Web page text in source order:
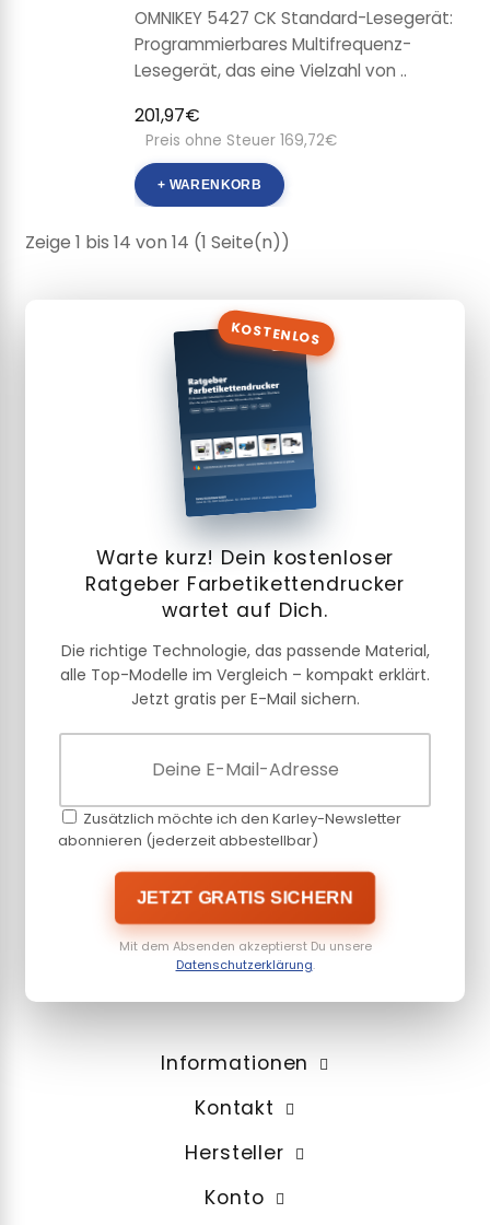
OMNIKEY 5427 CK Standard-Lesegerät:
Programmierbares Multifrequenz-
Lesegerät, das eine Vielzahl von ..
201,97€
Preis ohne Steuer 169,72€
+ WARENKORB
Zeige 1 bis 14 von 14 (1 Seite(n))
KOSTENLOS
Warte kurz! Dein kostenloser
Ratgeber Farbetikettendrucker
wartet auf Dich.
Die richtige Technologie, das passende Material,
alle Top-Modelle im Vergleich – kompakt erklärt.
Jetzt gratis per E-Mail sichern.
Zusätzlich möchte ich den Karley-Newsletter
abonnieren (jederzeit abbestellbar)
JETZT GRATIS SICHERN
Mit dem Absenden akzeptierst Du unsere
Datenschutzerklärung.
Informationen
Kontakt
Hersteller
Konto